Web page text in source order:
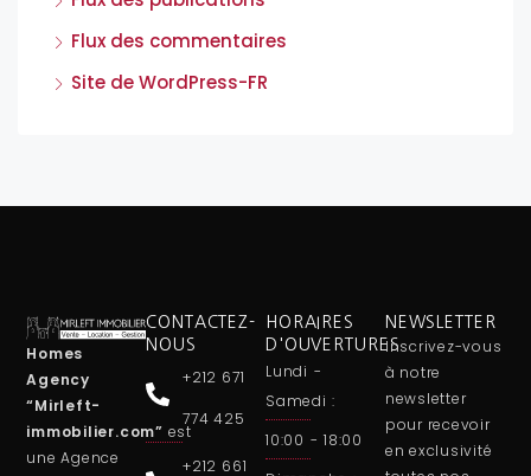
Flux des commentaires
Site de WordPress-FR
Homes
Agency
“Mirleft-
immobilier.com” est
une Agence
CONTACTEZ-
NOUS
+212 671
774 425
+212 661
HORAIRES
D'OUVERTURES
Lundi -
Samedi :
10:00 - 18:00
NEWSLETTER
Inscrivez-vous
à notre
newsletter
pour recevoir
en exclusivité